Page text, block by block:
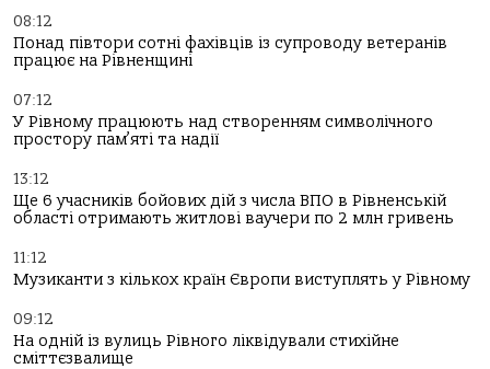
08:12
Понад півтори сотні фахівців із супроводу ветеранів
працює на Рівненщині
07:12
У Рівному працюють над створенням символічного
простору пам’яті та надії
13:12
Ще 6 учасників бойових дій з числа ВПО в Рівненській
області отримають житлові ваучери по 2 млн гривень
11:12
Музиканти з кількох країн Європи виступлять у Рівному
09:12
На одній із вулиць Рівного ліквідували стихійне
сміттєзвалище